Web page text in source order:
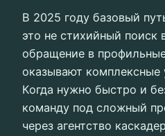
В 2025 году базовый
это не стихийный поиск
обращение в
оказывают комплексные
Когда нужно быстро и
команду под сложный
через агентство